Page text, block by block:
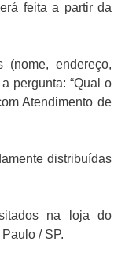
feita a partir da
endereço,
pergunta: “Qual o
Atendimento de
distribuídas
na loja do
/ SP.